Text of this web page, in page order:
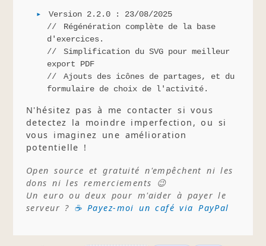
Version 2.2.0 : 23/08/2025
Régénération complète de la base
d'exercices.
Simplification du SVG pour meilleur
export PDF
Ajouts des icônes de partages, et du
formulaire de choix de l'activité.
N'hésitez pas à me contacter si vous
detectez la moindre imperfection, ou si
vous imaginez une amélioration
potentielle !
Open source et gratuité n'empêchent ni les
dons ni les remerciements 😉
Un euro ou deux pour m'aider à payer le
serveur ? ☕ Payez-moi un café via PayPal